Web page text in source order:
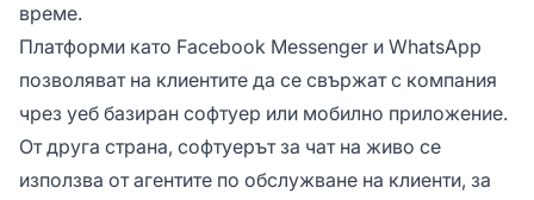
време.
Платформи като Facebook Messenger и WhatsApp
позволяват на клиентите да се свържат с компания
чрез уеб базиран софтуер или мобилно приложение.
От друга страна, софтуерът за чат на живо се
използва от агентите по обслужване на клиенти, за